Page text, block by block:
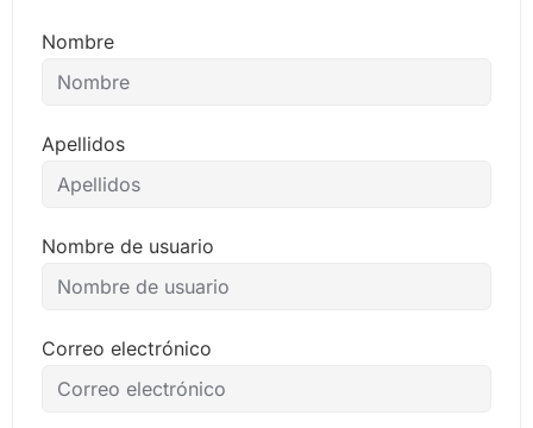
Nombre
Apellidos
Nombre de usuario
Correo electrónico